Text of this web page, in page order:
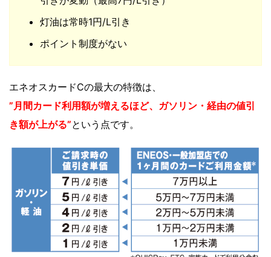
灯油は常時1円/L引き
ポイント制度がない
エネオスカードCの最大の特徴は、
”月間カード利用額が増えるほど、ガソリン・経由の値引
き額が上がる”という点です。